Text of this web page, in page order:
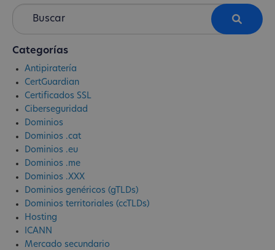
Categorías
Antipiratería
CertGuardian
Certificados SSL
Ciberseguridad
Dominios
Dominios .cat
Dominios .eu
Dominios .me
Dominios .XXX
Dominios genéricos (gTLDs)
Dominios territoriales (ccTLDs)
Hosting
ICANN
Mercado secundario